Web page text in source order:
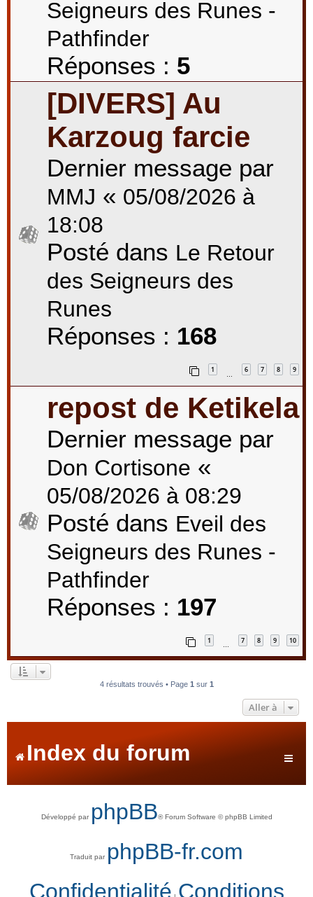
Seigneurs des Runes -
Pathfinder
Réponses : 5
[DIVERS] Au
Karzoug farcie
Dernier message par
MMJ « 05/08/2026 à
18:08
Posté dans Le Retour
des Seigneurs des
Runes
Réponses : 168
1 6 7 8 9
repost de Ketikela
Dernier message par
Don Cortisone «
05/08/2026 à 08:29
Posté dans Eveil des
Seigneurs des Runes -
Pathfinder
Réponses : 197
1
…
7 8 9 10
4 résultats trouvés • Page 1sur 1
Aller à
Index du forum
Développé par phpBB® Forum Software © phpBB Limited
Traduit par phpBB-fr.com
Confidentialité Conditions